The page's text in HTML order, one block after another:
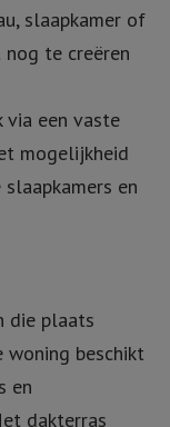
slaapkamer of
te creëren
via een vaste
mogelijkheid
en
die plaats
woning beschikt
en
dakterras